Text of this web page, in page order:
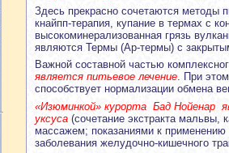
Здесь прекрасно сочетаются методы
кнайпп-терапия, купание в термах с
высокоминерализованная грязь
являются Термы (Ар-термы) с
Важной составной частью
является питьевое лечение. При
способствует нормализации обмена
«Изюминкой» курорта Бад Нойенар
уксуса (сочетание экстракта
массажем; показаниями к применению
заболевания желудочно-кишечного